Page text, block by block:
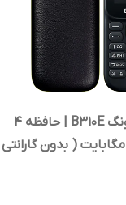
گوشی سامسونگ B۳۱۰E | حافظه ۴
مگابایت رم ۴ مگابایت ( بدون گارانتی